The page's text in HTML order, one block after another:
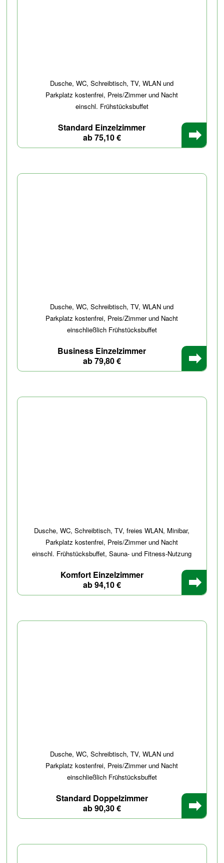
Dusche, WC, Schreibtisch, TV, WLAN und
Parkplatz kostenfrei, Preis/Zimmer und Nacht
einschl. Frühstücksbuffet
Standard Einzelzimmer
ab 75,10 €
Dusche, WC, Schreibtisch, TV, WLAN und
Parkplatz kostenfrei, Preis/Zimmer und Nacht
einschließlich Frühstücksbuffet
Business Einzelzimmer
ab 79,80 €
Dusche, WC, Schreibtisch, TV, freies WLAN, Minibar,
Parkplatz kostenfrei, Preis/Zimmer und Nacht
einschl. Frühstücksbuffet, Sauna- und Fitness-Nutzung
Komfort Einzelzimmer
ab 94,10 €
Dusche, WC, Schreibtisch, TV, WLAN und
Parkplatz kostenfrei, Preis/Zimmer und Nacht
einschließlich Frühstücksbuffet
Standard Doppelzimmer
ab 90,30 €